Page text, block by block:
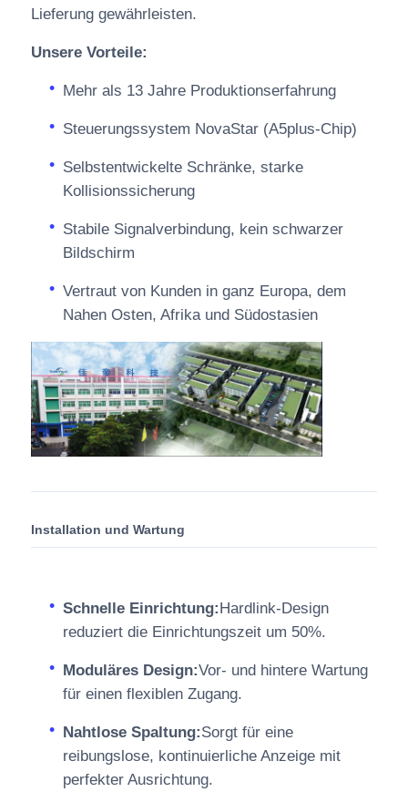
Lieferung gewährleisten.
Unsere Vorteile:
Mehr als 13 Jahre Produktionserfahrung
Steuerungssystem NovaStar (A5plus-Chip)
Selbstentwickelte Schränke, starke
Kollisionssicherung
Stabile Signalverbindung, kein schwarzer
Bildschirm
Vertraut von Kunden in ganz Europa, dem
Nahen Osten, Afrika und Südostasien
Installation und Wartung
Schnelle Einrichtung:Hardlink-Design
reduziert die Einrichtungszeit um 50%.
Moduläres Design:Vor- und hintere Wartung
für einen flexiblen Zugang.
Nahtlose Spaltung:Sorgt für eine
reibungslose, kontinuierliche Anzeige mit
perfekter Ausrichtung.